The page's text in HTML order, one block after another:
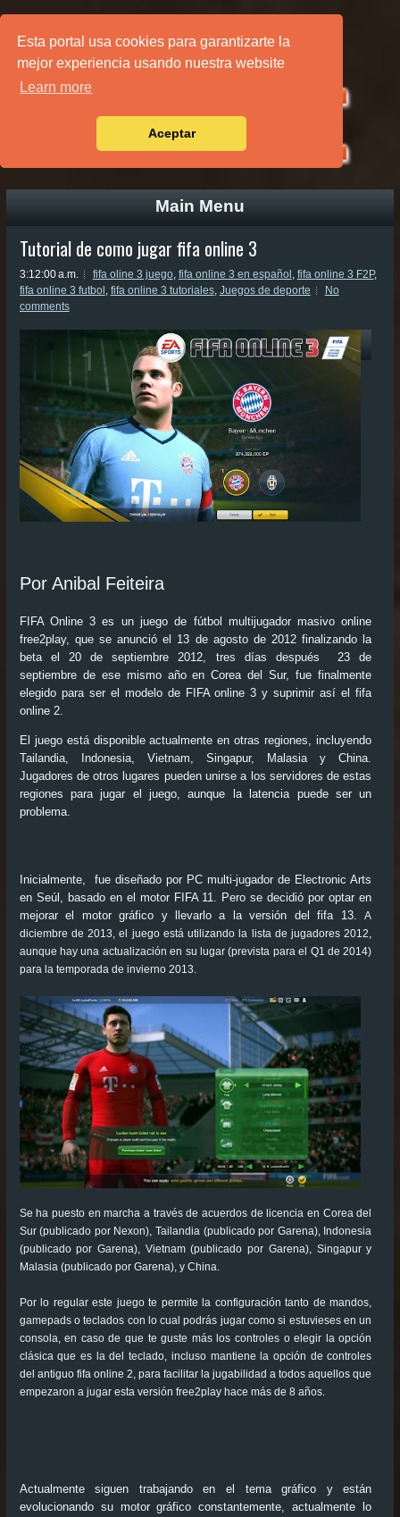
Esta portal usa cookies para garantizarte la
mejor experiencia usando nuestra website
Learn more
Aceptar
PÁGINA PRINCIPAL
Main Menu
Tutorial de como jugar fifa online 3
3:12:00 a.m. fifa oline 3 juego, fifa online 3 en español , fifa online 3 F2P,
fifa online 3 futbol , fifa online 3 tutoriales, Juegos de deporte
No
comments
Por Anibal Feiteira
FIFA Online 3 es un juego de fútbol multijugador masivo online
free2play, que se anunció el 13 de agosto de 2012 finalizando la
beta el 20 de septiembre 2012, tres días después 23 de
septiembre de ese mismo año en Corea del Sur, fue finalmente
elegido para ser el modelo de FIFA online 3 y suprimir así el fifa
online 2.
El juego está disponible actualmente en otras regiones, incluyendo
Tailandia, Indonesia, Vietnam, Singapur, Malasia y China.
Jugadores de otros lugares pueden unirse a los servidores de estas
regiones para jugar el juego, aunque la latencia puede ser un
problema.
Inicialmente, fue diseñado por PC multi-jugador de Electronic Arts
en Seúl, basado en el motor FIFA 11. Pero se decidió por optar en
mejorar el motor gráfico y llevarlo a la versión del fifa 13.A
diciembre de 2013, el juego está utilizando la lista de jugadores 2012,
aunque hay una actualización en su lugar (prevista para el Q1 de 2014)
para la temporada de invierno 2013.
Se ha puesto en marcha a través de acuerdos de licencia en Corea del
Sur (publicado por Nexon), Tailandia (publicado por Garena), Indonesia
(publicado por Garena), Vietnam (publicado por Garena), Singapur y
Malasia (publicado por Garena), y China.
Por lo regular este juego te permite la configuración tanto de mandos,
gamepads o teclados con lo cual podrás jugar como si estuvieses en un
consola, en caso de que te guste más los controles o elegir la opción
clásica que es la del teclado, incluso mantiene la opción de controles
del antiguo fifa online 2, para facilitar la jugabilidad a todos aquellos que
empezaron a jugar esta versión free2play hace más de 8 años.
Actualmente siguen trabajando en el tema gráfico y están
evolucionando su motor gráfico constantemente, actualmente lo